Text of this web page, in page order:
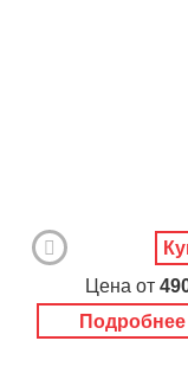
Подробнее
Цена от